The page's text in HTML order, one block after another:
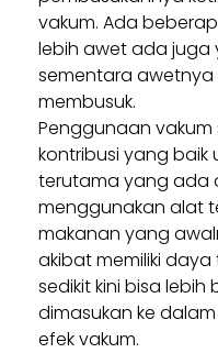
vakum. Ada
lebih awet ada juga
sementara
membusuk.
Penggunaan
kontribusi yang baik
terutama yang ada
menggunakan alat
makanan yang
akibat memiliki
sedikit kini bisa
dimasukan ke dalam
efek vakum.